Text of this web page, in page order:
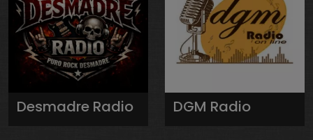
Desmadre Radio DGM Radio